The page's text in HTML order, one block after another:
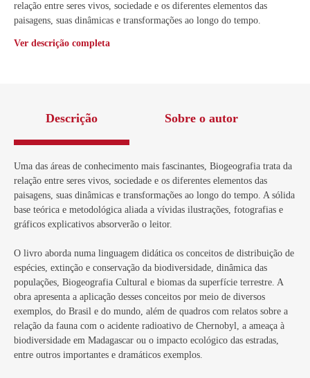
relação entre seres vivos, sociedade e os diferentes elementos das
paisagens, suas dinâmicas e transformações ao longo do tempo.
Ver descrição completa
Descrição Sobre o autor
Uma das áreas de conhecimento mais fascinantes, Biogeografia trata da
relação entre seres vivos, sociedade e os diferentes elementos das
paisagens, suas dinâmicas e transformações ao longo do tempo. A sólida
base teórica e metodológica aliada a vívidas ilustrações, fotografias e
gráficos explicativos absorverão o leitor.
O livro aborda numa linguagem didática os conceitos de distribuição de
espécies, extinção e conservação da biodiversidade, dinâmica das
populações, Biogeografia Cultural e biomas da superfície terrestre. A
obra apresenta a aplicação desses conceitos por meio de diversos
exemplos, do Brasil e do mundo, além de quadros com relatos sobre a
relação da fauna com o acidente radioativo de Chernobyl, a ameaça à
biodiversidade em Madagascar ou o impacto ecológico das estradas,
entre outros importantes e dramáticos exemplos.